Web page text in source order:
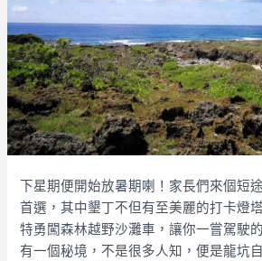
下星期便開始放暑期喇！家長們來個短
首選，其中墾丁不但有至美麗的打卡燈
特勇闖森林越野沙灘車，讓你一嘗駕駛
有一個秘境，不是很多人知，便是龍坑